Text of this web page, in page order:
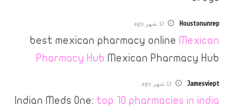
12 شهر ago
best mexican pharmacy online
Pharmacy Hub Mexican
12 شهر ago
Indian Meds One:top 10